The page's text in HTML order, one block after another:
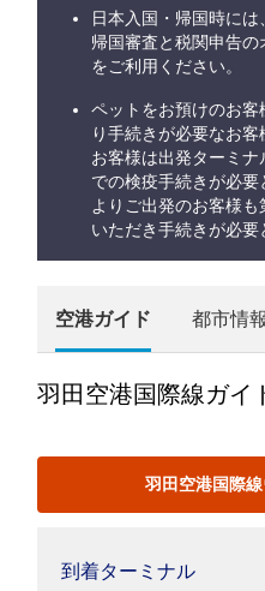
日本入国・帰国時には、
帰国審査と税関申告の
をご利用ください。
ペットをお預けのお客
り手続きが必要なお
お客様は出発ターミ
での検疫手続きが必
よりご出発のお客様
いただき手続きが必要
空港ガイド 都市情
羽田空港国際線ガイ
羽田空港国際
到着ターミナル